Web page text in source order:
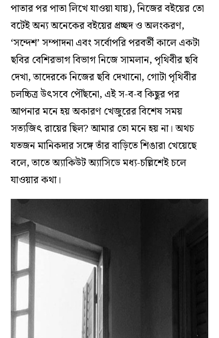
পাতার পর পাতা লিখে যাওয়া যায়), নিজের বইয়ের তো
বটেই অন্য অনেকের বইয়ের প্রচ্ছদ ও অলংকরণ,
‘সন্দেশ’ সম্পাদনা এবং সর্বোপরি পরবর্তী কালে একটা
ছবির বেশিরভাগ বিভাগ নিজে সামলান, পৃথিবীর ছবি
দেখা, তাদেরকে নিজের ছবি দেখানো, গোটা পৃথিবীর
চলচ্চিত্র উৎসবে পৌঁছনো, এই স-ব-ব কিছুর পর
আপনার মনে হয় অকারণ খেজুরের বিশেষ সময়
সত্যজিৎ রায়ের ছিল? আমার তো মনে হয় না। অথচ
যতজন মানিকদার সঙ্গে তাঁর বাড়িতে শিঙারা খেয়েছে
বলে, তাতে অ্যাকিউট অ্যাসিডে মধ্য-চল্লিশেই চলে
যাওয়ার কথা।